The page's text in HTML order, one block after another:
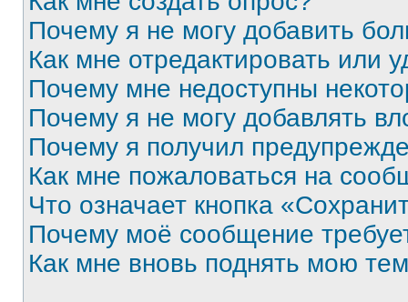
Почему я не могу добавить
Как мне отредактировать или
Почему мне недоступны
Почему я не могу добавлять
Почему я получил
Как мне пожаловаться на
Что означает кнопка
Почему моё сообщение
Как мне вновь поднять мою